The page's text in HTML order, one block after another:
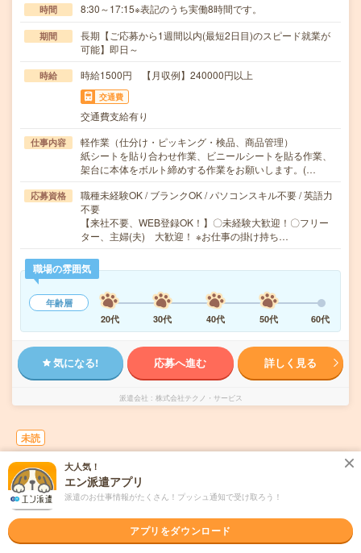
時間 8:30～17:15※表記のうち実働8時間です。
期間
長期【ご応募から1週間以内(最短2日目)のスピード就業が
可能】即日～
時給 時給1500円 【月収例】240000円以上
交通費
交通費支給有り
仕事内容
軽作業（仕分け・ピッキング・検品、商品管理）
紙シートを貼り合わせ作業、ビニールシートを貼る作業、
架台に本体をボルト締めする作業をお願いします。(…
応募資格
職種未経験OK / ブランクOK / パソコンスキル不要 / 英語力
不要
【来社不要、WEB登録OK！】〇未経験大歓迎！〇フリー
ター、主婦(夫) 大歓迎！ ※お仕事の掛け持ち…
職場の雰囲気
年齢層
20代
30代 40代 50代 60代
気になる! 応募へ進む 詳しく見る
派遣会社 株式会社テクノ・サービス
未読
9月末までの短期！化粧品の簡単箱詰め、検品
作業＊
職種未経験OK 交通費別途支給あり 土日祝日が休み 派遣
大人気！
エン派遣アプリ
派遣のお仕事情報がたくさん！プッシュ通知で受け取ろう！
アプリをダウンロード